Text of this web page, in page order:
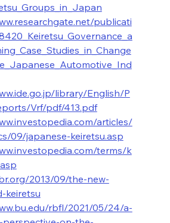
publicati
library/English/P
Vrf/pdf/413.pdf
articles/
09/japanese-keiretsu.asp
terms/k
2013/09/the-new-
keiretsu
rbfl/2021/05/24/a-